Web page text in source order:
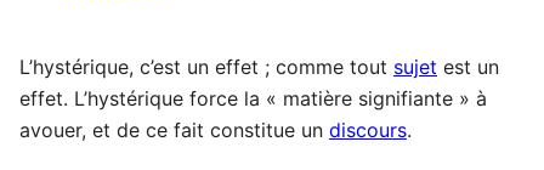
L’hystérique, c’est un effet ; comme tout sujet est un
effet. L’hystérique force la « matière signifiante » à
avouer, et de ce fait constitue un discours.